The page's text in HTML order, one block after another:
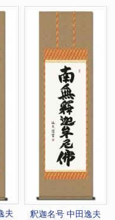
夫
釈迦名号 中田逸夫